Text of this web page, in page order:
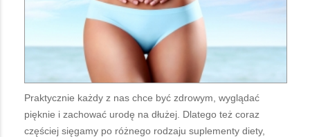
Praktycznie każdy z nas chce być zdrowym, wyglądać
pięknie i zachować urodę na dłużej. Dlatego też coraz
częściej sięgamy po różnego rodzaju suplementy diety,